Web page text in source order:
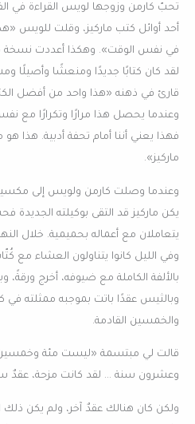
تحبّ كارمن وزوجها لويس القراءة في
أحد أوائل كتب ماركيز، وقلت للويس
في نفس الوقت». وهكذا أعددت نسخة
لقد كان كتابًا جديدًا ومنعشًا وأصيلًا
قارئ في ذهنه «هذا واحد من أفضل
وعندما يحصل هذا مرارًا وتكرارًا مع
فهذا يعني أننا أمام تحفة أدبية. هذا
ماركيز».
يكن ماركيز قد التقى بوكيلته
يتعاملان مع أعماله بحميمية. خلال
وفي الليل كانوا يتناولون العشاء مع
بالألفة الكاملة مع ضيوفه، أخرج
وبالثيس عقدًا باتت بموجبه ممثلته في
والخمسين القادمة.
قالت لي مبتسمة «ليست مئة وخمسين
وعشرون سنة … لقد كانت مزحة، عقدٌ
ولكن كان هنالك عقدٌ آخر، ولم يكن ذلك